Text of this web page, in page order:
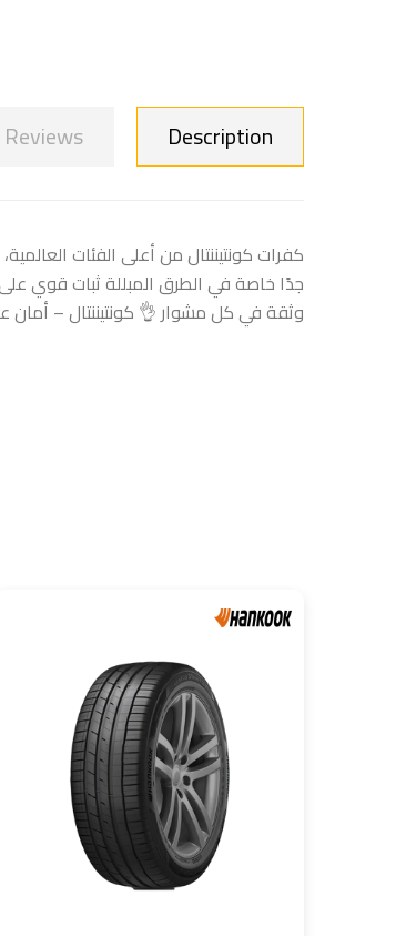
Description
Reviews
كفرات كونتيننتال من أعلى الفئات
جدًا خاصة في الطرق المبللة ثبات قوي
وثقة في كل مشوار 👌 كونتيننتال – أمان